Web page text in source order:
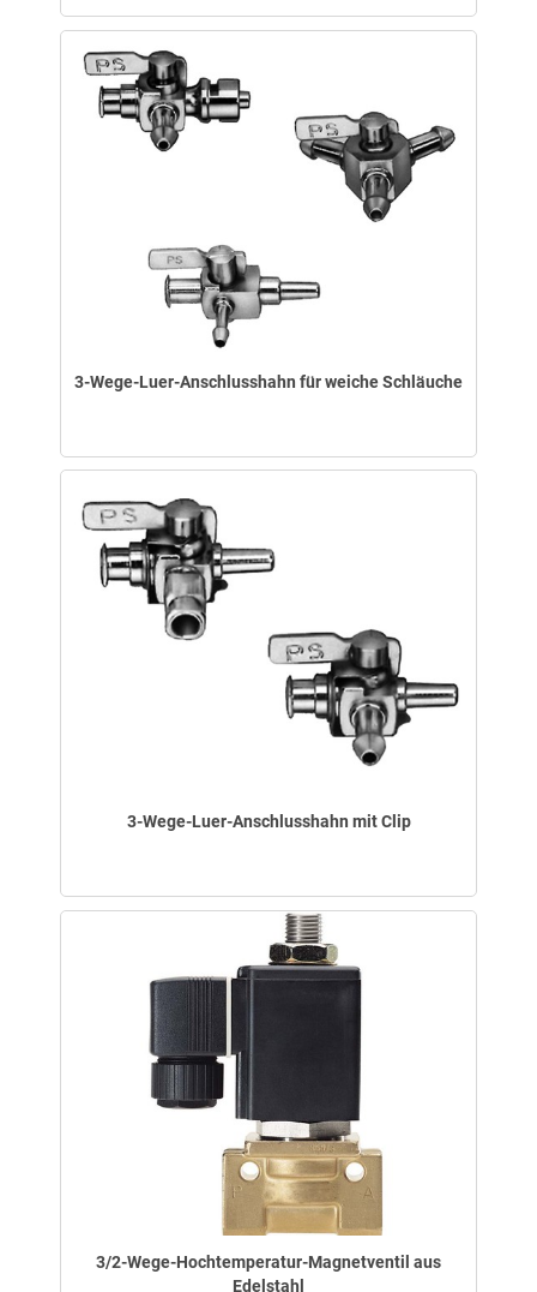
3-Wege-Luer-Anschlusshahn für weiche Schläuche
3-Wege-Luer-Anschlusshahn mit Clip
3/2-Wege-Hochtemperatur-Magnetventil aus
Edelstahl